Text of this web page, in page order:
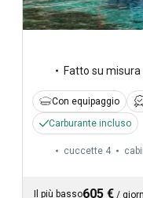
Fatto su misura
Con equipaggio
Carburante incluso
cuccette 4
Il più basso605 € /